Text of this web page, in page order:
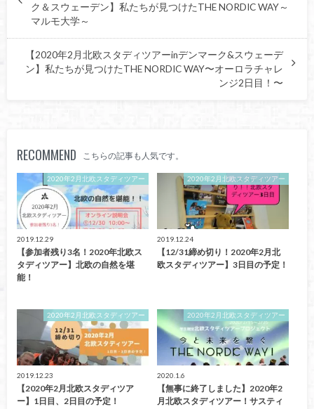
ク＆スウェーデン】私たちが見つけたTHE NORDIC WAY～
マルモ大学～
【2020年2月北欧スタディツアーinデンマーク&スウェーデ
ン】私たちが見つけたTHE NORDIC WAY〜オーロラチャレ
ンジ2日目！〜
RECOMMEND こちらの記事も人気です。
2020年2月北欧スタディツアー
2019.12.29
【参加者残り3名！2020年北欧ス
タディツアー】北欧の自然を堪
能！
2020年2月北欧スタディツアー
2019.12.24
【12/31締め切り！2020年2月北
欧スタディツアー】3日目の予定！
2020年2月北欧スタディツアー
2019.12.23
【2020年2月北欧スタディツア
ー】1日目、2日目の予定！
2020年2月北欧スタディツアー
2020.1.6
【無事に終了しました】2020年2
月北欧スタディツアー！サスティ